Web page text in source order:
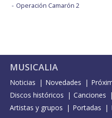
Operación Camarón 2
MUSICALIA
Noticias Novedades
Discos históricos
Canciones
Artistas y grupos
Portadas